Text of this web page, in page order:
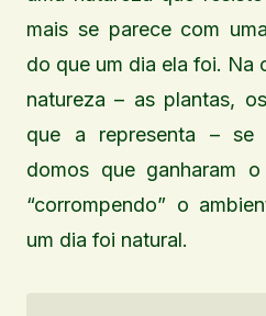
mais se parece com
do que um dia ela foi. Na
natureza – as plantas,
que a representa – se
domos que ganharam
“corrompendo” o
um dia foi natural.